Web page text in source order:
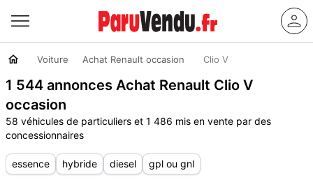
Voiture Achat Renault occasion Clio V
1 544 annonces Achat Renault Clio V
occasion
58 véhicules de particuliers et 1 486 mis en vente par des
concessionnaires
essence hybride diesel gpl ou gnl